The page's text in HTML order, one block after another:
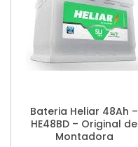
Bateria Heliar 48Ah –
HE48BD – Original de
Montadora